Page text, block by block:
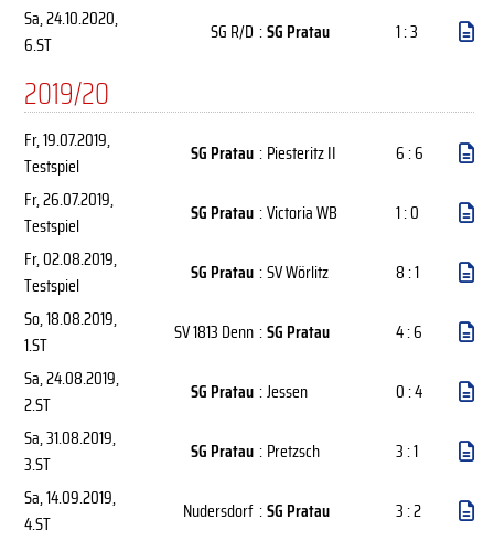
Sa, 24.10.2020,
6.ST
SG R/D :SG Pratau 1 : 3
2019/20
Fr, 19.07.2019,
Testspiel
SG Pratau : Piesteritz II
6 : 6
Fr, 26.07.2019,
Testspiel
SG Pratau :Victoria WB
1 : 0
Fr, 02.08.2019,
Testspiel
SG Pratau :SV Wörlitz
8 : 1
So, 18.08.2019,
1.ST
SV 1813 Denn :SG Pratau
4 : 6
Sa, 24.08.2019,
2.ST
SG Pratau :Jessen
0 : 4
Sa, 31.08.2019,
3.ST
SG Pratau : Pretzsch
3 : 1
Sa, 14.09.2019,
4.ST
Nudersdorf :SG Pratau
3 : 2